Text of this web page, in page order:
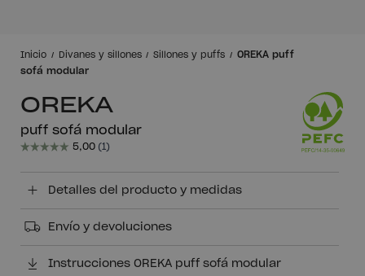
Inicio Divanes y sillones Sillones y puffs
OREKA puff
sofá modular
OREKA
puff sofá modular
Detalles del producto y medidas
Envío y devoluciones
Instrucciones OREKA puff sofá modular